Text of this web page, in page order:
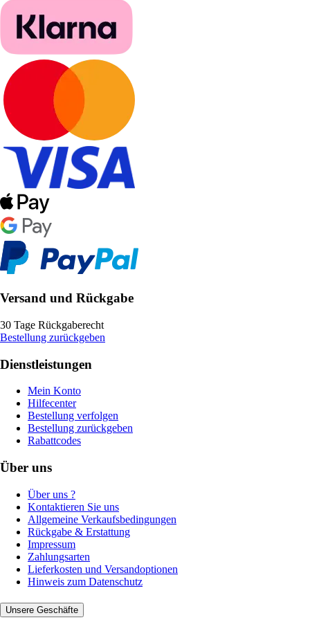
Versand und Rückgabe
30 Tage Rückgaberecht
Bestellung zurückgeben
Dienstleistungen
Mein Konto
Hilfecenter
Bestellung verfolgen
Bestellung zurückgeben
Rabattcodes
Über uns
Über uns ?
Kontaktieren Sie uns
Allgemeine Verkaufsbedingungen
Rückgabe & Erstattung
Impressum
Zahlungsarten
Lieferkosten und Versandoptionen
Hinweis zum Datenschutz
Unsere Geschäfte